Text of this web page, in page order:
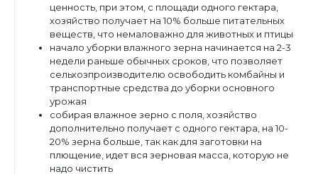
ценность, при этом, с площади одного гектара,
хозяйство получает на 10% больше питательных
веществ, что немаловажно для животных и птицы
начало уборки влажного зерна начинается на 2-3
недели раньше обычных сроков, что позволяет
сельхозпроизводителю освободить комбайны и
транспортные средства до уборки основного
урожая
собирая влажное зерно с поля, хозяйство
дополнительно получает с одного гектара, на 10-
20% зерна больше, так как для заготовки на
плющение, идет вся зерновая масса, которую не
надо чистить